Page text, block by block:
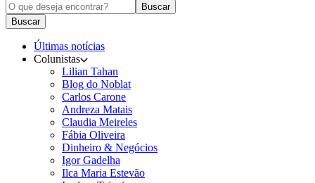
Buscar
Buscar
Últimas notícias
Colunistas
Lilian Tahan
Blog do Noblat
Carlos Carone
Andreza Matais
Claudia Meireles
Fábia Oliveira
Dinheiro & Negócios
Igor Gadelha
Ilca Maria Estevão